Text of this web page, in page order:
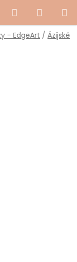
Hľadať
KOŠÍK
- EdgeArt / Ázijské